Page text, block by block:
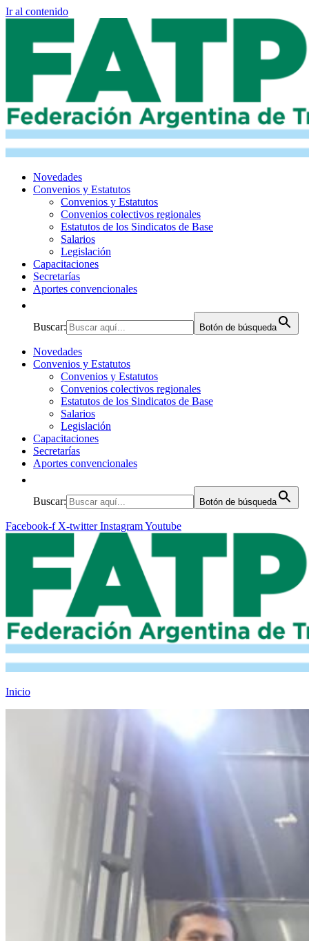
Ir al contenido
Novedades
Convenios y Estatutos
Convenios y Estatutos
Convenios colectivos regionales
Estatutos de los Sindicatos de Base
Salarios
Legislación
Capacitaciones
Secretarías
Aportes convencionales
Buscar: Botón de búsqueda
Novedades
Convenios y Estatutos
Convenios y Estatutos
Convenios colectivos regionales
Estatutos de los Sindicatos de Base
Salarios
Legislación
Capacitaciones
Secretarías
Aportes convencionales
Buscar: Botón de búsqueda
Facebook-f X-twitter InstagramYoutube
Inicio